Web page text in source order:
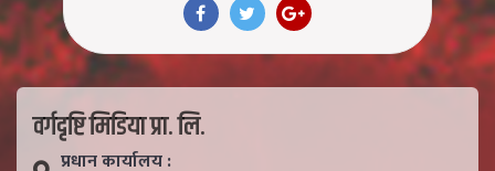
वर्गदृष्टि मिडिया प्रा. लि.
प्रधान कार्यालय :